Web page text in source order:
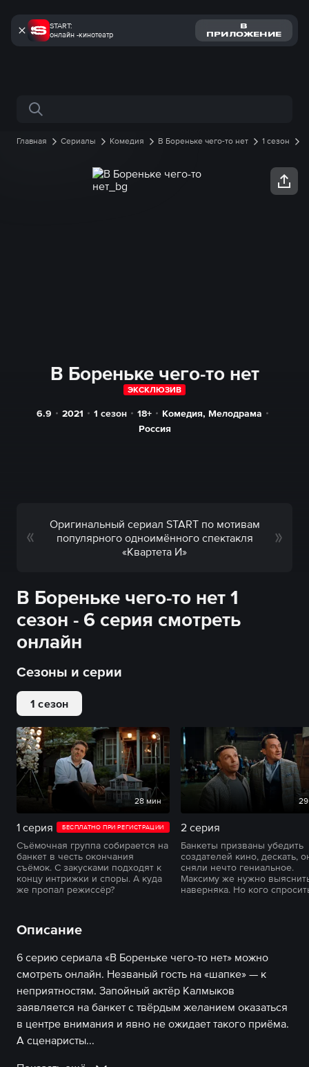
START:
онлайн -кинотеатр
В
ПРИЛОЖЕНИЕ
Поиск по сайту
Главная Сериалы Комедия В Бореньке чего-то нет
1 сезон
В Бореньке чего-то нет
ЭКСКЛЮЗИВ
6.9 2021 1 сезон 18+ Комедия, Мелодрама
Россия
Оригинальный сериал START по мотивам
популярного одноимённого спектакля
«Квартета И»
В Бореньке чего-то нет 1
сезон - 6 серия смотреть
онлайн
Сезоны и серии
1 сезон
28 мин
1 серия БЕСПЛАТНО ПРИ РЕГИСТРАЦИИ
Съёмочная группа собирается на
банкет в честь окончания
съёмок. С закусками подходят к
концу интрижки и споры. А куда
же пропал режиссёр?
2 серия
Банкеты призваны убедить
создателей кино, дескать,
сняли нечто гениальное.
Максиму же нужно
наверняка. Но кого
Описание
6 серию сериала «В Бореньке чего-то нет» можно
смотреть онлайн. Незваный гость на «шапке» — к
неприятностям. Запойный актёр Калмыков
заявляется на банкет с твёрдым желанием оказаться
в центре внимания и явно не ожидает такого приёма.
А сценаристы...